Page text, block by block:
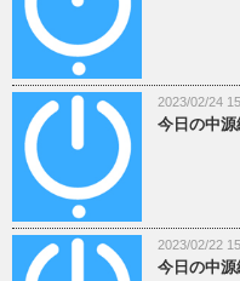
2023/02/24
今日の中源
2023/02/22
今日の中源